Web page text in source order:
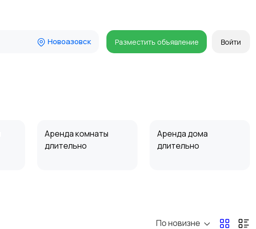
Новоазовск Разместить объявление Войти
Аренда комнаты
длительно
Аренда дома
длительно
По новизне